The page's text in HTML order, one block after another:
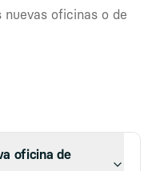
oficinas o de
oficina de